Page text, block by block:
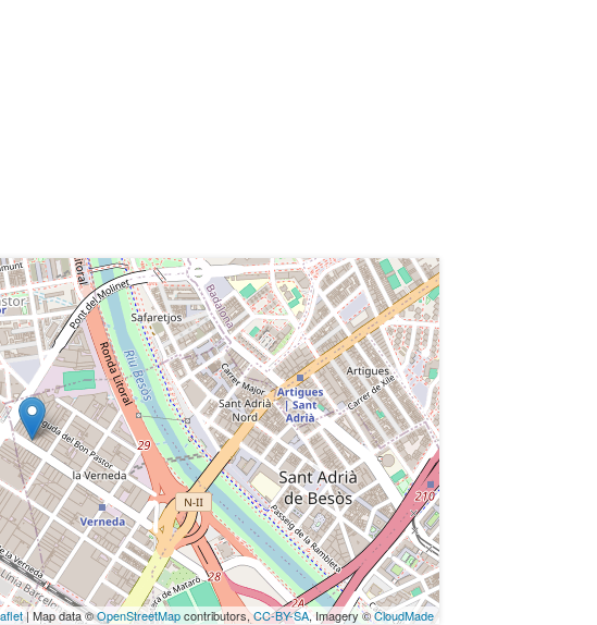
| Map data ©OpenStreetMapcontributors,CC-BY-SA, Imagery ©CloudMade